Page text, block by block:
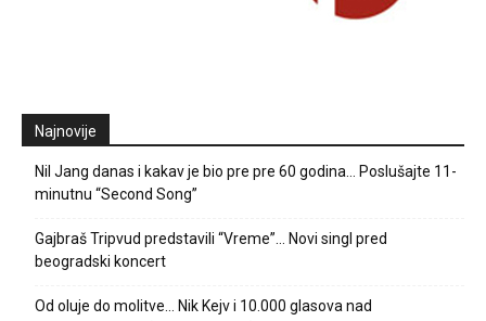
Najnovije
Nil Jang danas i kakav je bio pre pre 60 godina… Poslušajte 11-
minutnu “Second Song”
Gajbraš Tripvud predstavili “Vreme”… Novi singl pred
beogradski koncert
Od oluje do molitve… Nik Kejv i 10.000 glasova nad